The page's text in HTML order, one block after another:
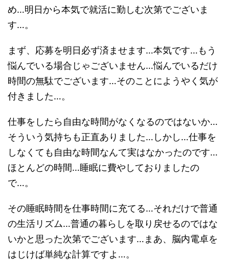
め…明日から本気で就活に勤しむ次第でございま
す…。
まず、応募を明日必ず済ませます…本気です…もう
悩んでいる場合じゃございません…悩んでいるだけ
時間の無駄でございます…そのことにようやく気が
付きました…。
仕事をしたら自由な時間がなくなるのではないか…
そういう気持ちも正直ありました…しかし…仕事を
しなくても自由な時間なんて実はなかったのです…
ほとんどの時間…睡眠に費やしておりましたの
で…。
その睡眠時間を仕事時間に充てる…それだけで普通
の生活リズム…普通の暮らしを取り戻せるのではな
いかと思った次第でございます…まあ、脳内電卓を
はじけば単純な計算ですよ…。